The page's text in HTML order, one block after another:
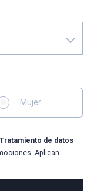
Mujer
Tratamiento de datos
Aplican